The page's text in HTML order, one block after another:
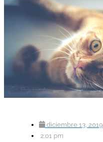
diciembre 13, 2019
2:01 pm